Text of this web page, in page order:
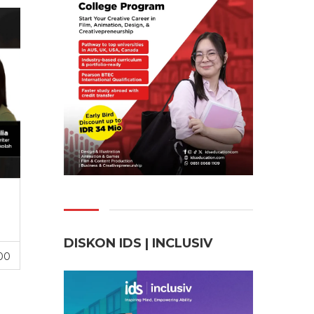
DISKON IDS | INCLUSIV